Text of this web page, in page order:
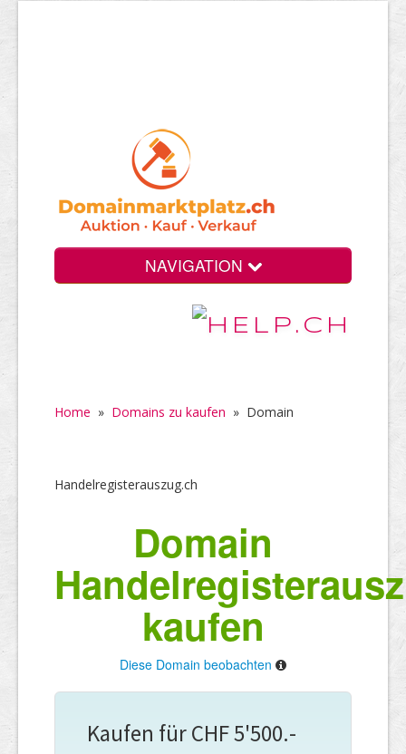
NAVIGATION
Home » Domains zu kaufen » Domain
Handelregisterauszug.ch
Domain
kaufen
Diese Domain beobachten
Kaufen für CHF 5'500.-